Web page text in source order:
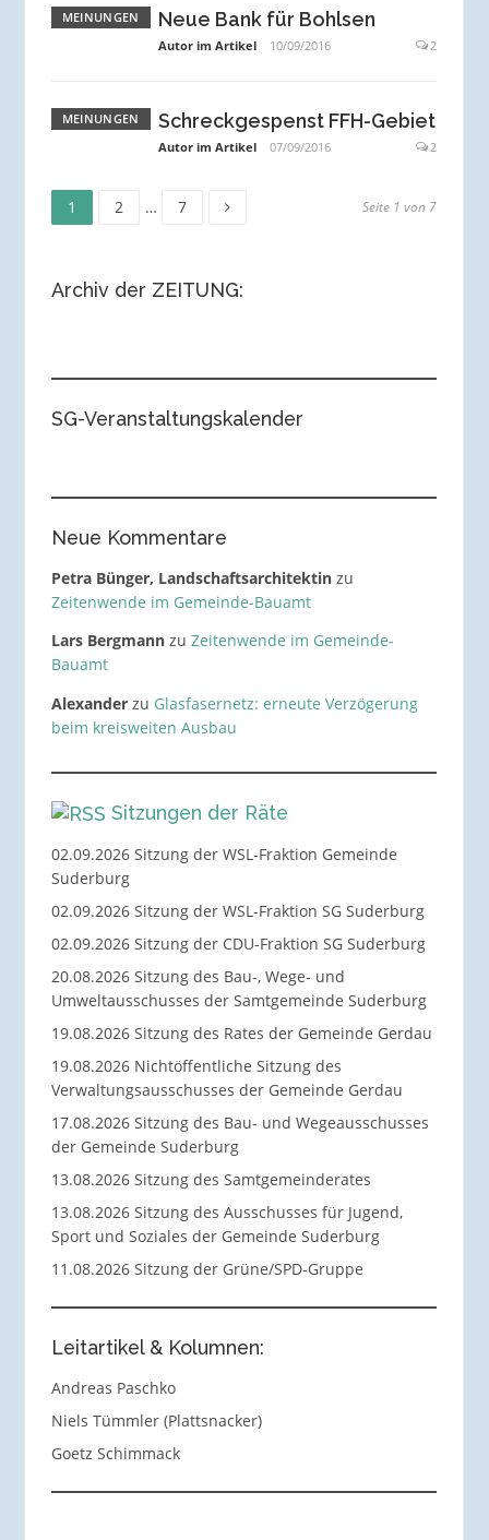
MEINUNGEN Neue Bank für Bohlsen
Autor im Artikel 10/09/2016 2
MEINUNGEN Schreckgespenst FFH-Gebiet
Autor im Artikel 07/09/2016 2
Seitennummerierung
Beiträge
Seite
1 2 … 7 Seite 1 von 7
Archiv der ZEITUNG:
SG-Veranstaltungskalender
Neue Kommentare
Petra Bünger, Landschaftsarchitektinzu
Zeitenwende im Gemeinde-Bauamt
Lars Bergmannzu Zeitenwende im Gemeinde-
Bauamt
Alexanderzu Glasfasernetz: erneute Verzögerung
beim kreisweiten Ausbau
Sitzungen der Räte
02.09.2026 Sitzung der WSL-Fraktion Gemeinde
Suderburg
02.09.2026 Sitzung der WSL-Fraktion SG Suderburg
02.09.2026 Sitzung der CDU-Fraktion SG Suderburg
20.08.2026 Sitzung des Bau-, Wege- und
Umweltausschusses der Samtgemeinde Suderburg
19.08.2026 Sitzung des Rates der Gemeinde Gerdau
19.08.2026 Nichtöffentliche Sitzung des
Verwaltungsausschusses der Gemeinde Gerdau
17.08.2026 Sitzung des Bau- und Wegeausschusses
der Gemeinde Suderburg
13.08.2026 Sitzung des Samtgemeinderates
13.08.2026 Sitzung des Ausschusses für Jugend,
Sport und Soziales der Gemeinde Suderburg
11.08.2026 Sitzung der Grüne/SPD-Gruppe
Leitartikel & Kolumnen:
Andreas Paschko
Niels Tümmler (Plattsnacker)
Goetz Schimmack